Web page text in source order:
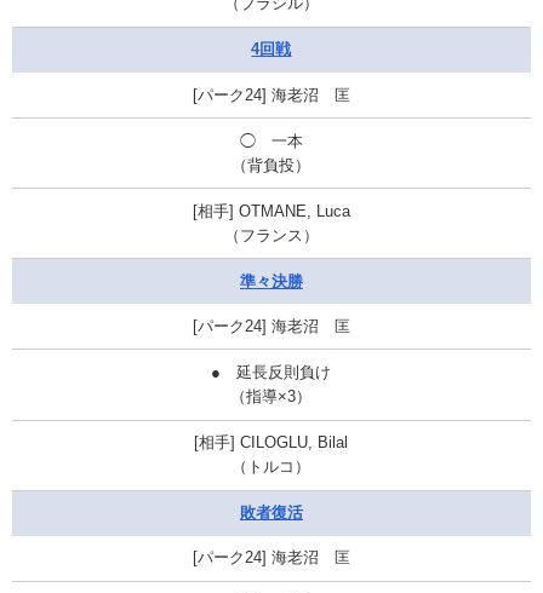
4回戦
海老沼 匡
◯ 一本
（背負投）
OTMANE, Luca
（フランス）
準々決勝
海老沼 匡
● 延長反則負け
（指導×3）
CILOGLU, Bilal
（トルコ）
敗者復活
海老沼 匡